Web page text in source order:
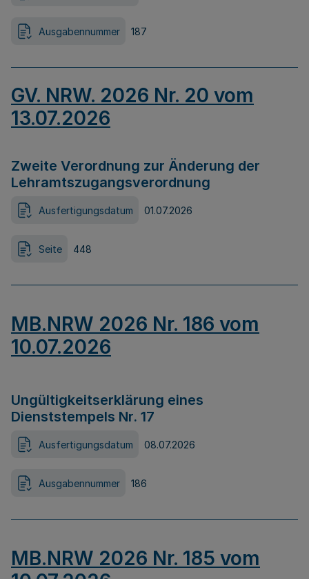
Ausgabennummer 187
GV. NRW. 2026 Nr. 20 vom
13.07.2026
Zweite Verordnung zur Änderung der
Lehramtszugangsverordnung
Ausfertigungsdatum 01.07.2026
Seite 448
MB.NRW 2026 Nr. 186 vom
10.07.2026
Ungültigkeitserklärung eines
Dienststempels Nr. 17
Ausfertigungsdatum 08.07.2026
Ausgabennummer 186
MB.NRW 2026 Nr. 185 vom